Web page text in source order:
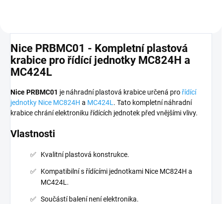
Nice PRBMC01 - Kompletní plastová
krabice pro řídící jednotky MC824H a
MC424L
Nice PRBMC01 je náhradní plastová krabice určená pro řídící
jednotky Nice MC824H a MC424L. Tato kompletní náhradní
krabice chrání elektroniku řídících jednotek před vnějšími vlivy.
Vlastnosti
Kvalitní plastová konstrukce.
Kompatibilní s řídícími jednotkami Nice MC824H a
MC424L.
Součástí balení není elektronika.